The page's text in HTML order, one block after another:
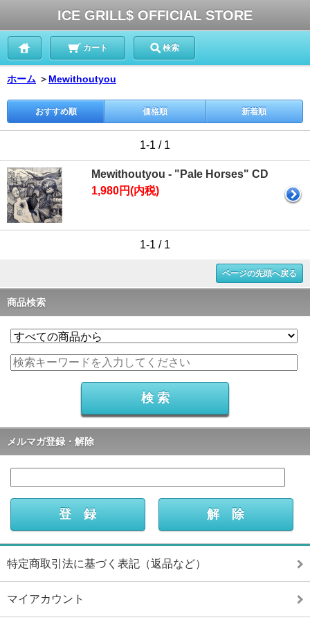
ICE GRILL$ OFFICIAL STORE
カート 検索
ホーム ＞ Mewithoutyou
おすすめ順 価格順 新着順
1-1 / 1
Mewithoutyou - "Pale Horses" CD
1,980円(内税)
1-1 / 1
ページの先頭へ戻る
商品検索
メルマガ登録・解除
特定商取引法に基づく表記（返品など）
マイアカウント